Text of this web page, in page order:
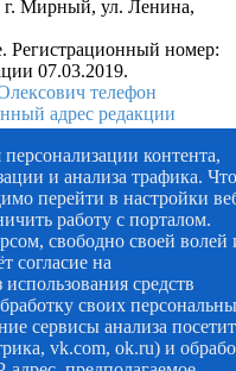
г. Мирный, ул. Ленина,
Регистрационный номер:
07.03.2019.
телефон
адрес редакции
контента,
и анализа трафика.
перейти в настройки
работу с порталом.
свободно своей волей
согласие на
средств
своих
сервисы анализа
vk.com, ok.ru) и